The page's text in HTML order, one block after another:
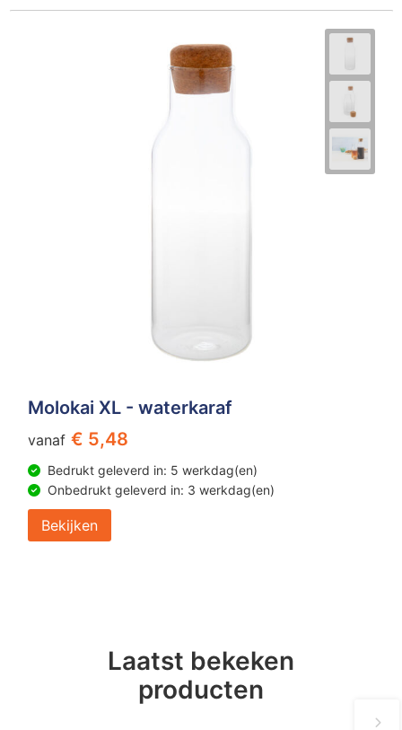
Molokai XL - waterkaraf
vanaf € 5,48
Bedrukt geleverd in: 5 werkdag(en)
Onbedrukt geleverd in: 3 werkdag(en)
Bekijken
Laatst bekeken
producten